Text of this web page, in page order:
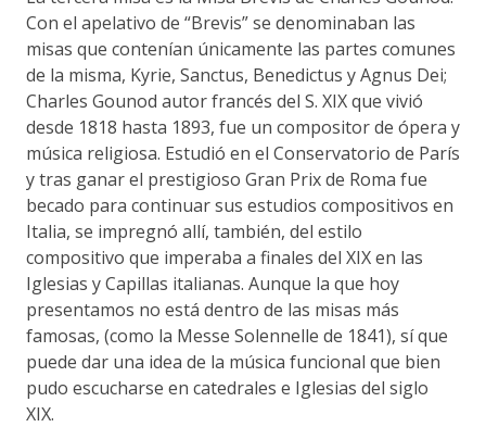
Con el apelativo de “Brevis” se denominaban las
misas que contenían únicamente las partes comunes
de la misma, Kyrie, Sanctus, Benedictus y Agnus Dei;
Charles Gounod autor francés del S. XIX que vivió
desde 1818 hasta 1893, fue un compositor de ópera y
música religiosa. Estudió en el Conservatorio de París
y tras ganar el prestigioso Gran Prix de Roma fue
becado para continuar sus estudios compositivos en
Italia, se impregnó allí, también, del estilo
compositivo que imperaba a finales del XIX en las
Iglesias y Capillas italianas. Aunque la que hoy
presentamos no está dentro de las misas más
famosas, (como la Messe Solennelle de 1841), sí que
puede dar una idea de la música funcional que bien
pudo escucharse en catedrales e Iglesias del siglo
XIX.